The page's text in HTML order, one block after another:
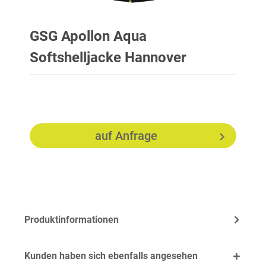
GSG Apollon Aqua
Softshelljacke Hannover
auf Anfrage
Produktinformationen
Kunden haben sich ebenfalls angesehen